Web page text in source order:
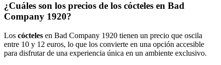
¿Cuáles son los precios de los cócteles en Bad
Company 1920?
Los cócteles en Bad Company 1920 tienen un precio que oscila
entre 10 y 12 euros, lo que los convierte en una opción accesible
para disfrutar de una experiencia única en un ambiente exclusivo.